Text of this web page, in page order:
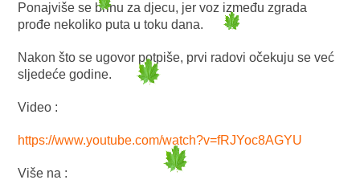
Ponajviše se brinu za djecu, jer voz između zgrada
prođe nekoliko puta u toku dana.
Nakon što se ugovor potpiše, prvi radovi očekuju se već
sljedeće godine.
Video :
https://www.youtube.com/watch?v=fRJYoc8AGYU
Više na :